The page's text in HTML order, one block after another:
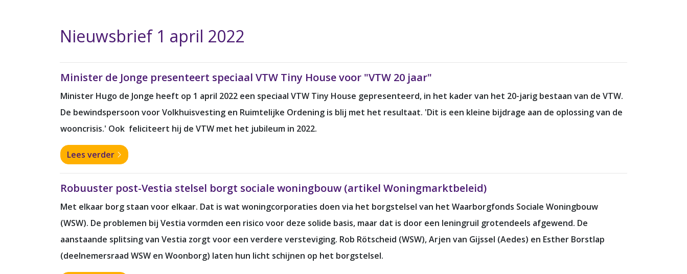
Nieuwsbrief 1 april 2022
Minister de Jonge presenteert speciaal VTW Tiny House voor "VTW 20 jaar"
Minister Hugo de Jonge heeft op 1 april 2022 een speciaal VTW Tiny House gepresenteerd, in het kader van het 20-jarig bestaan van de VTW.
De bewindspersoon voor Volkhuisvesting en Ruimtelijke Ordening is blij met het resultaat. 'Dit is een kleine bijdrage aan de oplossing van de
wooncrisis.' Ook feliciteert hij de VTW met het jubileum in 2022.
Lees verder
Robuuster post-Vestia stelsel borgt sociale woningbouw (artikel Woningmarktbeleid)
Met elkaar borg staan voor elkaar. Dat is wat woningcorporaties doen via het borgstelsel van het Waarborgfonds Sociale Woningbouw
(WSW). De problemen bij Vestia vormden een risico voor deze solide basis, maar dat is door een leningruil grotendeels afgewend. De
aanstaande splitsing van Vestia zorgt voor een verdere versteviging. Rob Rötscheid (WSW), Arjen van Gijssel (Aedes) en Esther Borstlap
(deelnemersraad WSW en Woonborg) laten hun licht schijnen op het borgstelsel.